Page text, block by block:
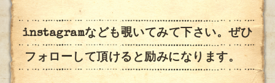
instagramなども覗いてみて下さい。ぜひ
フォローして頂けると励みになります。